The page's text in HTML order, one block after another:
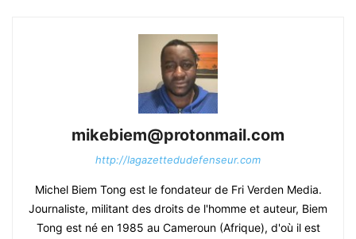
mikebiem@protonmail.com
http://lagazettedudefenseur.com
Michel Biem Tong est le fondateur de Fri Verden Media.
Journaliste, militant des droits de l'homme et auteur, Biem
Tong est né en 1985 au Cameroun (Afrique), d'où il est